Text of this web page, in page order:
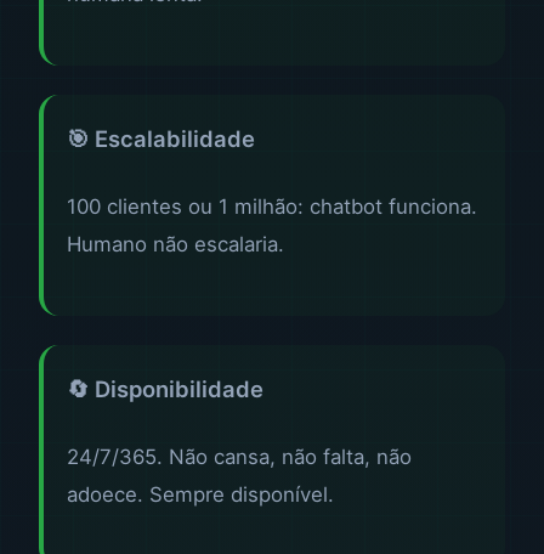
🎯 Escalabilidade
100 clientes ou 1 milhão: chatbot funciona.
Humano não escalaria.
🔄 Disponibilidade
24/7/365. Não cansa, não falta, não
adoece. Sempre disponível.